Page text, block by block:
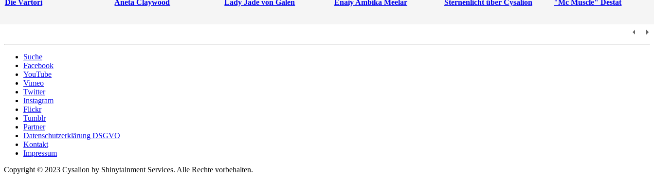
Die Vartori Aneta Claywood Lady Jade von Galen Enaiy Ambika Meelar Sternenlicht über Cysalion "Mc Muscle" Destat
Suche
Facebook
YouTube
Vimeo
Twitter
Instagram
Flickr
Tumblr
Partner
Datenschutzerklärung DSGVO
Kontakt
Impressum
Copyright © 2023 Cysalion by Shinytainment Services. Alle Rechte vorbehalten.